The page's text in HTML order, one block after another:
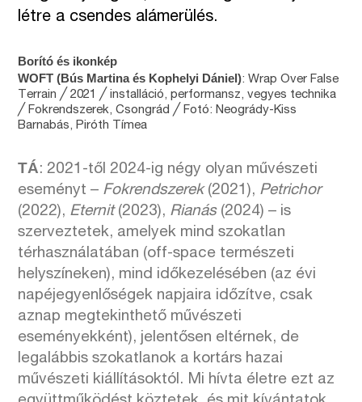
létre a csendes alámerülés.
Borító és ikonkép
WOFT (Bús Martina és Kophelyi Dániel): Wrap Over False
Terrain ╱ 2021 ╱ installáció, performansz, vegyes technika
╱ Fokrendszerek, Csongrád ╱ Fotó: Neogrády-Kiss
Barnabás, Piróth Tímea
TÁ: 2021-től 2024-ig négy olyan művészeti
eseményt – Fokrendszerek(2021), Petrichor
(2022), Eternit(2023), Rianás(2024) – is
szerveztetek, amelyek mind szokatlan
térhasználatában (off-space természeti
helyszíneken), mind időkezelésében (az évi
napéjegyenlőségek napjaira időzítve, csak
aznap megtekinthető művészeti
eseményekként), jelentősen eltérnek, de
legalábbis szokatlanok a kortárs hazai
művészeti kiállításoktól. Mi hívta életre ezt az